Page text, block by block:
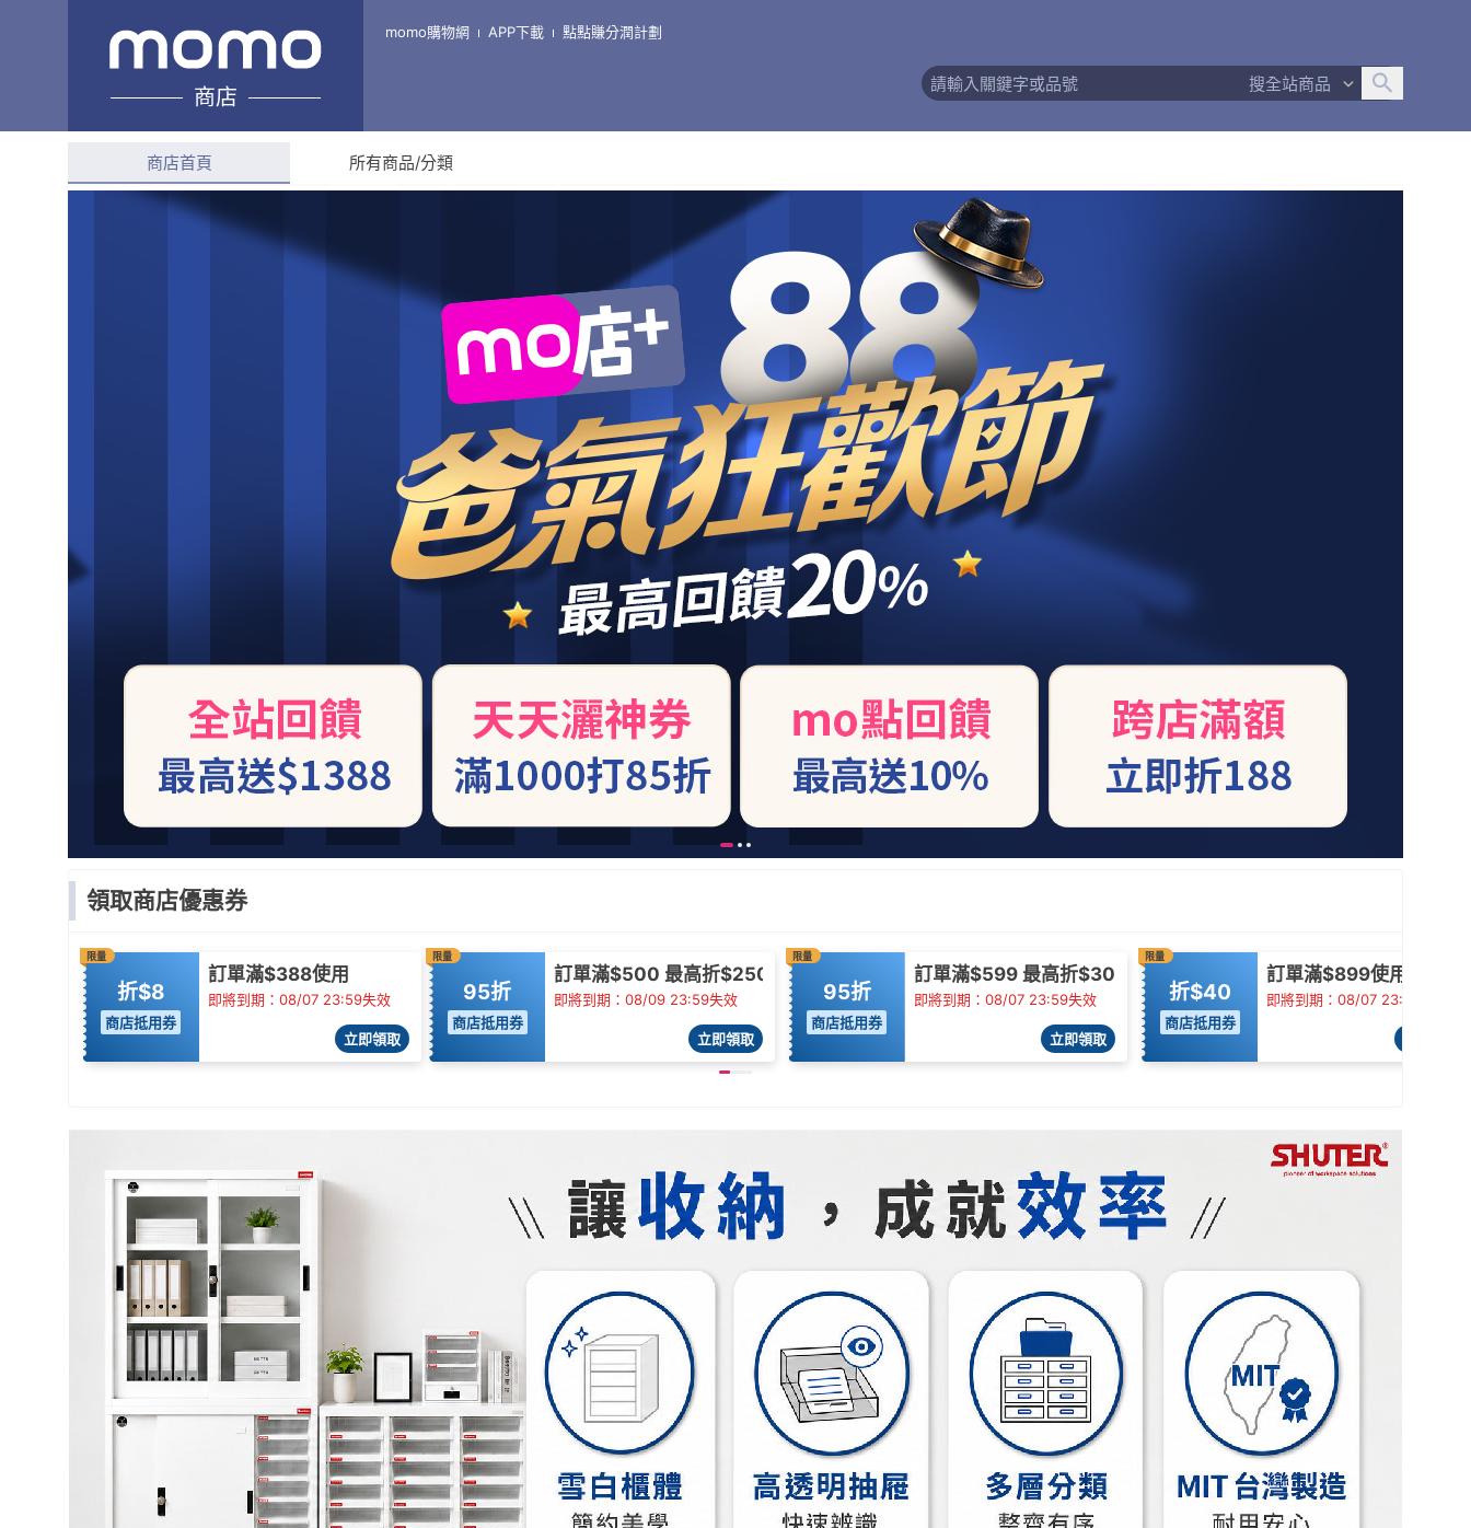
商店
momo購物網 APP下載 點點賺分潤計劃
搜全站商品
西瓜籽購物網
綜合評分 商店簡介 退換貨須知
商店首頁 所有商品/分類
領取商店優惠券
限量
折$8
商店抵用券
訂單滿$388使用
即將到期：08/07 23:59失效
立即領取
限量
95折
商店抵用券
訂單滿$500 最高折$250
即將到期：08/09 23:59失效
立即領取
限量
95折
商店抵用券
訂單滿$599 最高折$30
即將到期：08/07 23:59失效
立即領取
限量
折$40
商店抵用券
訂單滿$899使用
即將到期：08/07 23:59失效